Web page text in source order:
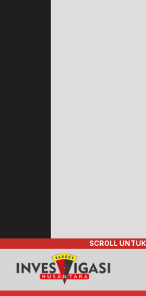
Target Investigasi Nusantara
Edukasi Nusantara